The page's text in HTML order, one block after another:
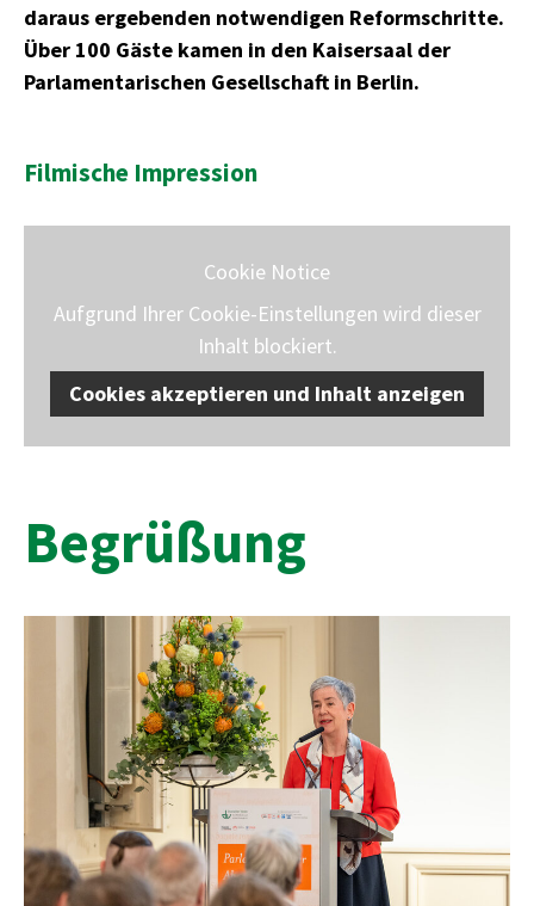
daraus ergebenden notwendigen Reformschritte.
Über 100 Gäste kamen in den Kaisersaal der
Parlamentarischen Gesellschaft in Berlin.
Filmische Impression
Cookie Notice
Aufgrund Ihrer Cookie-Einstellungen wird dieser
Inhalt blockiert.
Cookies akzeptieren und Inhalt anzeigen
Begrüßung